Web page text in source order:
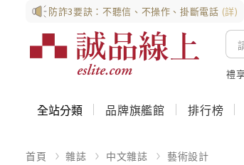
防詐3要訣：不聽信、不操作、掛斷電話 (詳)
禮
全站分類 品牌旗艦館 排行榜
首頁 雜誌 中文雜誌 藝術設計